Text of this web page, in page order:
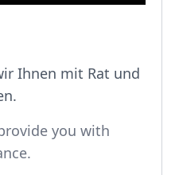
Ihnen mit Rat und
you with